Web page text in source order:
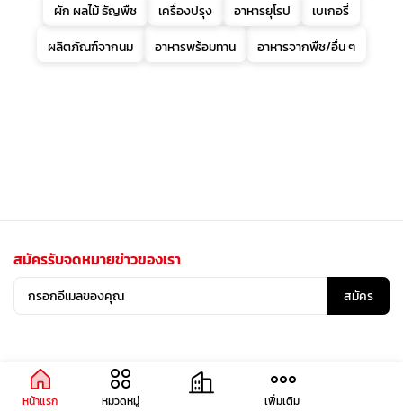
ผัก ผลไม้ ธัญพืช
เครื่องปรุง อาหารยุโรป
เบเกอรี่
ผลิตภัณฑ์จากนม
อาหารพร้อมทาน อาหารจากพืช/อื่น ๆ
สมัครรับจดหมายข่าวของเรา
สมัคร
หน้าแรก หมวดหมู่ เพิ่มเติม